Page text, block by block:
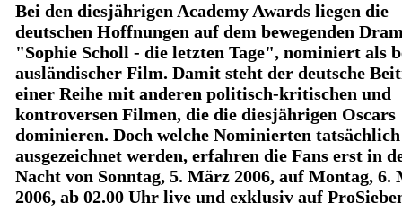
Bei den diesjährigen Academy Awards liegen die
deutschen Hoffnungen auf dem bewegenden
"Sophie Scholl - die letzten Tage", nominiert als
ausländischer Film. Damit steht der deutsche
einer Reihe mit anderen politisch-kritischen und
kontroversen Filmen, die die diesjährigen Oscars
dominieren. Doch welche Nominierten tatsächlich
ausgezeichnet werden, erfahren die Fans erst in
Nacht von Sonntag, 5. März 2006, auf Montag, 6.
2006, ab 02.00 Uhr live und exklusiv auf